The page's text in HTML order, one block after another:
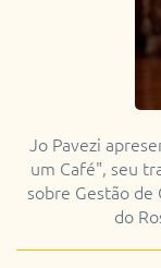
Jo Pavezi
um Café", seu
sobre Gestão
do